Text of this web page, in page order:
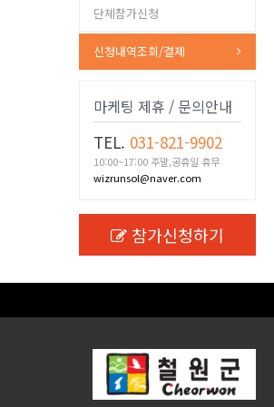
단체참가신청
신청내역조회/결제
마케팅 제휴 / 문의안내
TEL. 031-821-9902
10:00~17:00 주말,공휴일 휴무
wizrunsol@naver.com
참가신청하기